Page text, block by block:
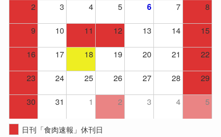
2
3 4 5 6 7
8
9
10 11 12 13 14
15
16
17 18 19 20 21
22
23
24 25 26 27 28
29
30
31 1 2 3 4 5
日刊「食肉速報」休刊日